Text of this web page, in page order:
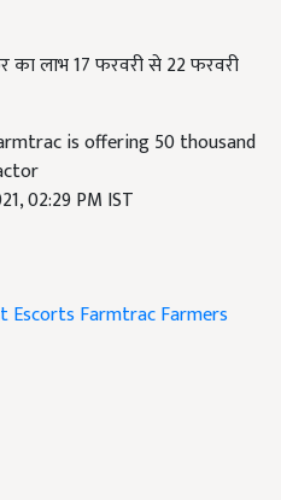
लाभ 17 फरवरी से 22 फरवरी
is offering 50 thousand
02:29 PM IST
Escorts FarmtracFarmers